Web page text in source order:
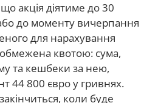
акція діятиме до 30
до моменту вичерпання
для нарахування
квотою: сума,
та кешбеки за нею,
44 800 євро у гривнях.
коли буде